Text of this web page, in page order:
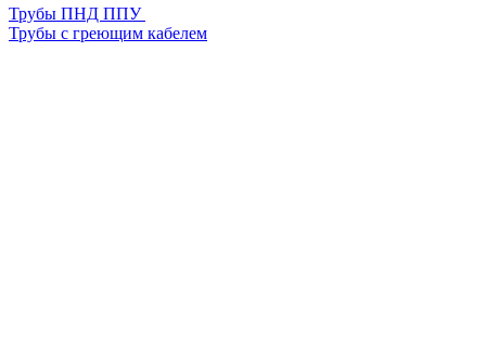
Трубы ПНД ППУ
Трубы с греющим кабелем